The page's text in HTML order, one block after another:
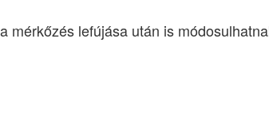
mérkőzés lefújása után is